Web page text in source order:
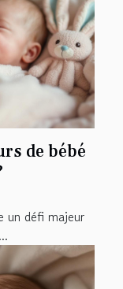
de bébé
un défi majeur